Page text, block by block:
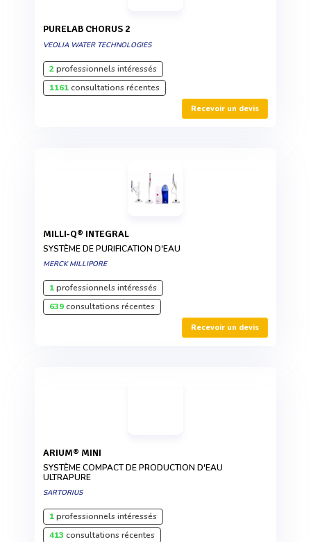
PURELAB CHORUS 2
VEOLIA WATER TECHNOLOGIES
2professionnels intéressés
1161consultations récentes
Recevoir un devis
MILLI-Q® INTEGRAL
SYSTÈME DE PURIFICATION D'EAU
MERCK MILLIPORE
1professionnels intéressés
639consultations récentes
Recevoir un devis
ARIUM® MINI
SYSTÈME COMPACT DE PRODUCTION D'EAU
ULTRAPURE
SARTORIUS
1professionnels intéressés
413 consultations récentes